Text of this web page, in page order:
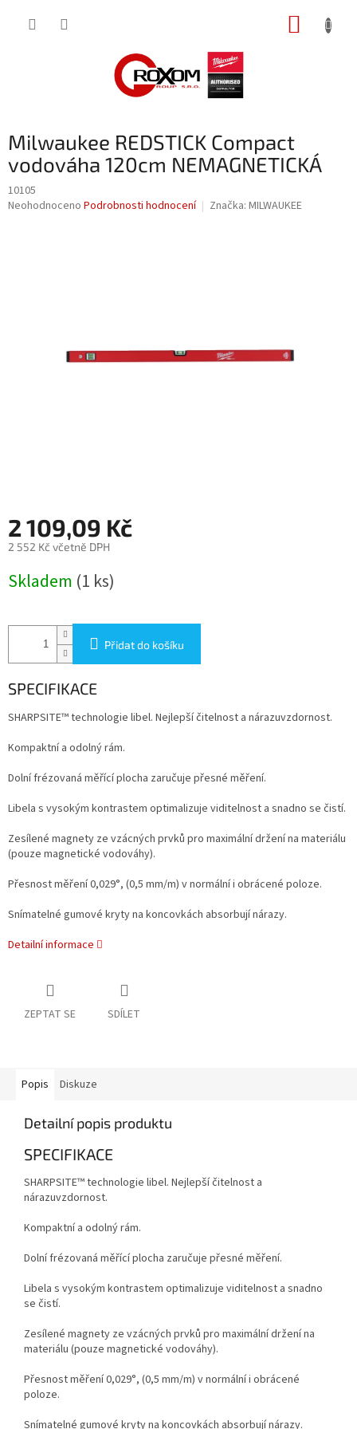
Milwaukee REDSTICK Compact
vodováha 120cm NEMAGNETICKÁ
10105
Průměrné
Neohodnoceno Podrobnosti hodnocení Značka: MILWAUKEE
2 109,09 Kč
2 552 Kč včetně DPH
cena:
Skladem (1 ks)
Přidat do košíku
SPECIFIKACE
SHARPSITE™ technologie libel. Nejlepší čitelnost a nárazuvzdornost.
Kompaktní a odolný rám.
Dolní frézovaná měřící plocha zaručuje přesné měření.
Libela s vysokým kontrastem optimalizuje viditelnost a snadno se čistí.
Zesílené magnety ze vzácných prvků pro maximální držení na materiálu
(pouze magnetické vodováhy).
Přesnost měření 0,029°, (0,5 mm/m) v normální i obrácené poloze.
Snímatelné gumové kryty na koncovkách absorbují nárazy.
Detailní informace
ZEPTAT SE SDÍLET
Popis Diskuze
Detailní popis produktu
SPECIFIKACE
SHARPSITE™ technologie libel. Nejlepší čitelnost a
nárazuvzdornost.
Kompaktní a odolný rám.
Dolní frézovaná měřící plocha zaručuje přesné měření.
Libela s vysokým kontrastem optimalizuje viditelnost a snadno
se čistí.
Zesílené magnety ze vzácných prvků pro maximální držení na
materiálu (pouze magnetické vodováhy).
Přesnost měření 0,029°, (0,5 mm/m) v normální i obrácené
poloze.
Snímatelné gumové kryty na koncovkách absorbují nárazy.